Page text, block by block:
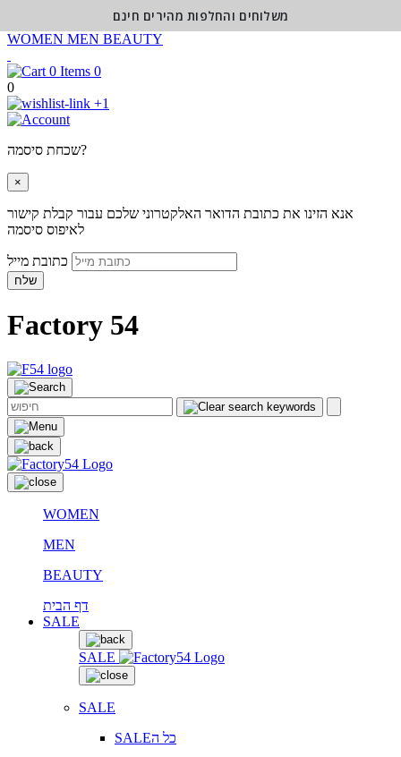
WOMEN MEN BEAUTY
0
0
+1
שכחת סיסמה?
×
אנא הזינו את כתובת הדואר האלקטרוני שלכם עבור קבלת קישור
לאיפוס סיסמה
שלח
Factory 54
WOMEN
MEN
BEAUTY
דף הבית
SALE
SALE
SALE
SALEכל ה
משלוחים והחלפות מהירים חינם